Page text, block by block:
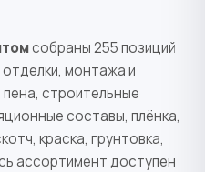
собраны 255 позиций
монтажа и
строительные
составы, плёнка,
краска, грунтовка,
ассортимент доступен